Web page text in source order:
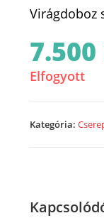
Virágdoboz
7.500
Elfogyott
Kategória: